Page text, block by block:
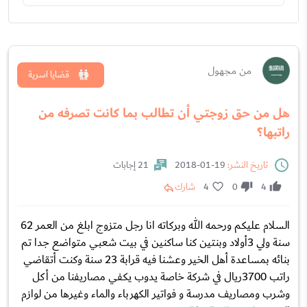
من مجهول
هل من حق زوجتي أن تطالب بما كانت تصرفه من
راتبها؟
قضايا اسرية
تاريخ النشر:
21 إجابات
4
0
4 شارك
السلام عليكم ورحمه الله وبركاته انا رجل متزوج ابلغ من العمر 62
سنة ولي 3أولاد وبنتين كنا ساكنين في بيت شعبي متواضع جدا تم
بنائه بمساعدة أهل الخير وعشنا فيه قرابة 23 سنة وكنت أتقاضي
راتب 3700ريال في شركة خاصة يدوب يكفي مصاريفنا من أكل
وشرب ومصاريف مدرسة و فواتير الكهرباء والماء وغيرها من لوازم